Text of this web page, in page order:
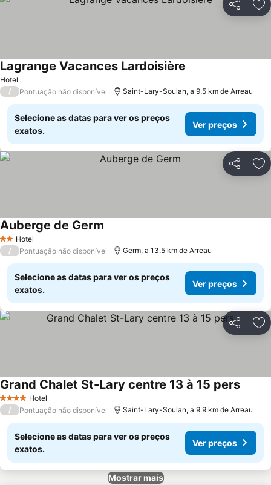
Partilhar
Hotel
Lagrange Vacances Lardoisière
/ Pontuação não disponível Saint-Lary-Soulan, a 9.5 km de Arreau
Selecione as datas para ver os preços
exatos.
Ver preços
Partilhar
2 Estrelas
Hotel
Auberge de Germ
/ Pontuação não disponível Germ, a 13.5 km de Arreau
Selecione as datas para ver os preços
exatos.
Ver preços
Partilhar
4 EstrelasHotel
Grand Chalet St-Lary centre 13 à 15 pers
/ Pontuação não disponível Saint-Lary-Soulan, a 9.9 km de Arreau
Selecione as datas para ver os preços
exatos.
Ver preços
Mostrar mais